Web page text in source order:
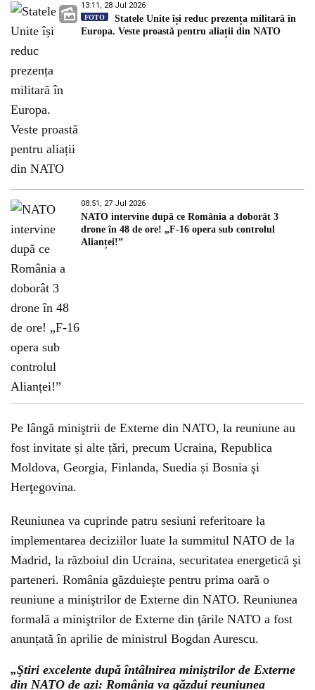
13:11, 28 Jul 2026
FOTO
Statele Unite își reduc prezența militară în
Europa. Veste proastă pentru aliații din NATO
08:51, 27 Jul 2026
NATO intervine după ce România a doborât 3
drone în 48 de ore! „F-16 opera sub controlul
Alianței!”
Pe lângă miniştrii de Externe din NATO, la reuniune au
fost invitate și alte țări, precum Ucraina, Republica
Moldova, Georgia, Finlanda, Suedia și Bosnia şi
Herţegovina.
Reuniunea va cuprinde patru sesiuni referitoare la
implementarea deciziilor luate la summitul NATO de la
Madrid, la războiul din Ucraina, securitatea energetică şi
parteneri. România găzduieşte pentru prima oară o
reuniune a miniştrilor de Externe din NATO. Reuniunea
formală a miniştrilor de Externe din ţările NATO a fost
anunțată în aprilie de ministrul Bogdan Aurescu.
„Ştiri excelente după întâlnirea miniştrilor de Externe
din NATO de azi: România va găzdui reuniunea